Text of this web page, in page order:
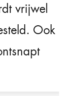
vrijwel
Ook